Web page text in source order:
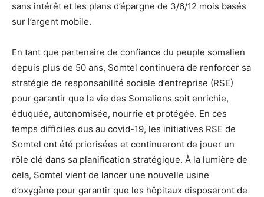
sans intérêt et les plans d’épargne de 3/6/12 mois basés
sur l’argent mobile.
En tant que partenaire de confiance du peuple somalien
depuis plus de 50 ans, Somtel continuera de renforcer sa
stratégie de responsabilité sociale d’entreprise (RSE)
pour garantir que la vie des Somaliens soit enrichie,
éduquée, autonomisée, nourrie et protégée. En ces
temps difficiles dus au covid-19, les initiatives RSE de
Somtel ont été priorisées et continueront de jouer un
rôle clé dans sa planification stratégique. À la lumière de
cela, Somtel vient de lancer une nouvelle usine
d’oxygène pour garantir que les hôpitaux disposeront de